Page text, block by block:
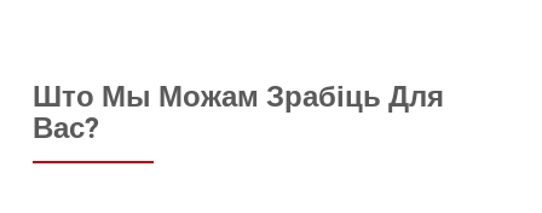
Што Мы Можам Зрабіць Для
Вас?